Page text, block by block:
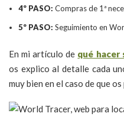
4º PASO: Compras de 1ª
5º PASO: Seguimiento en
En mi artículo de qué hacer
os explico al detalle cada
muy bien en el caso de que